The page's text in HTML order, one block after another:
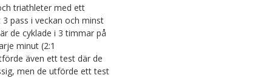
triathleter med ett
pass i veckan och minst
de cyklade i 3 timmar på
minut (2:1
även ett test där de
men de utförde ett test